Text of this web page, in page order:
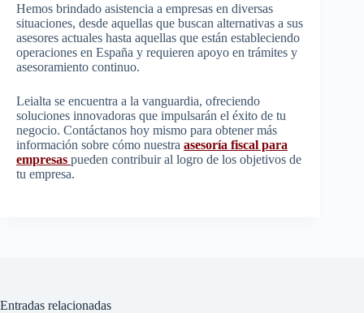
Hemos brindado asistencia a empresas en diversas
situaciones, desde aquellas que buscan alternativas a sus
asesores actuales hasta aquellas que están estableciendo
operaciones en España y requieren apoyo en trámites y
asesoramiento continuo.
Leialta se encuentra a la vanguardia, ofreciendo
soluciones innovadoras que impulsarán el éxito de tu
negocio. Contáctanos hoy mismo para obtener más
información sobre cómo nuestra asesoría fiscal para
empresas pueden contribuir al logro de los objetivos de
tu empresa.
Entradas relacionadas